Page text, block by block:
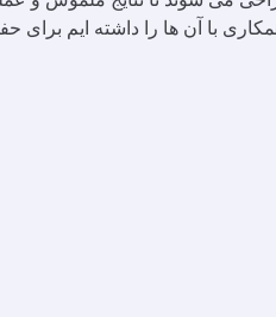
با آن ها را داشته ایم